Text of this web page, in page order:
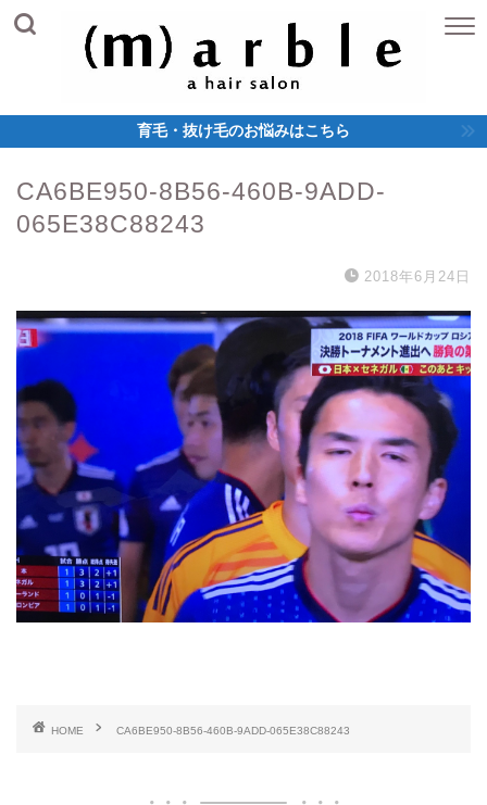
育毛・抜け毛のお悩みはこちら
CA6BE950-8B56-460B-9ADD-
065E38C88243
2018年6月24日
HOME CA6BE950-8B56-460B-9ADD-065E38C88243